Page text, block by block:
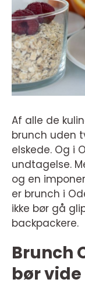
Af alle de
brunch uden
elskede. Og i
undtagelse.
og en
er brunch i
ikke bør gå
backpackere.
Brunch
bør vide